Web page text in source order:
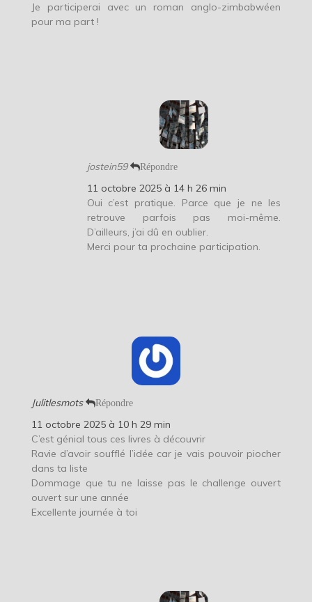
Je participerai avec un roman anglo-zimbabwéen
pour ma part !
jostein59 Répondre
11 octobre 2025 à 14 h 26 min
Oui c’est pratique. Parce que je ne les
retrouve parfois pas moi-même.
D’ailleurs, j’ai dû en oublier.
Merci pour ta prochaine participation.
Julitlesmots Répondre
11 octobre 2025 à 10 h 29 min
C’est génial tous ces livres à découvrir
Ravie d’avoir soufflé l’idée car je vais pouvoir piocher
dans ta liste
Dommage que tu ne laisse pas le challenge ouvert
ouvert sur une année
Excellente journée à toi